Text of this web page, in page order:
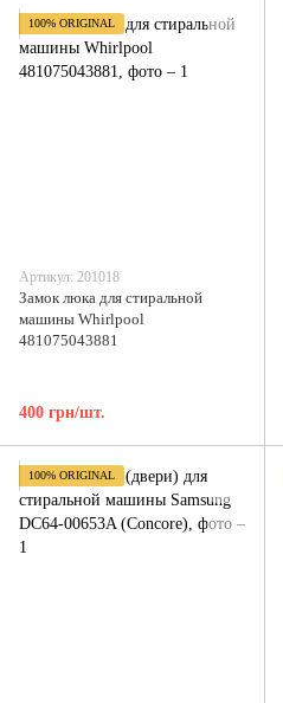
100% ORIGINAL
Артикул: 201018
Замок люка для стиральной
машины Whirlpool
481075043881
400 грн/шт.
100% ORIGINAL